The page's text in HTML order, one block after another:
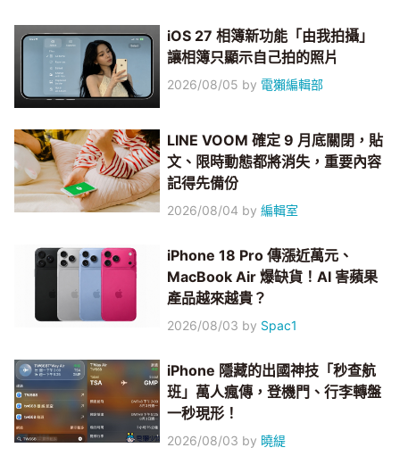
iOS 27 相簿新功能「由我拍攝」
讓相簿只顯示自己拍的照片
2026/08/05 by 電獺編輯部
LINE VOOM 確定 9 月底關閉，貼
文、限時動態都將消失，重要內容
記得先備份
2026/08/04 by編輯室
iPhone 18 Pro 傳漲近萬元、
MacBook Air 爆缺貨！AI 害蘋果
產品越來越貴？
2026/08/03 by Spac1
iPhone 隱藏的出國神技「秒查航
班」萬人瘋傳，登機門、行李轉盤
一秒現形！
2026/08/03 by 曉緹